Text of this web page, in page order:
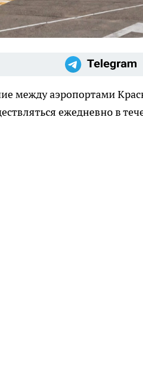
между аэропортами
ежедневно в